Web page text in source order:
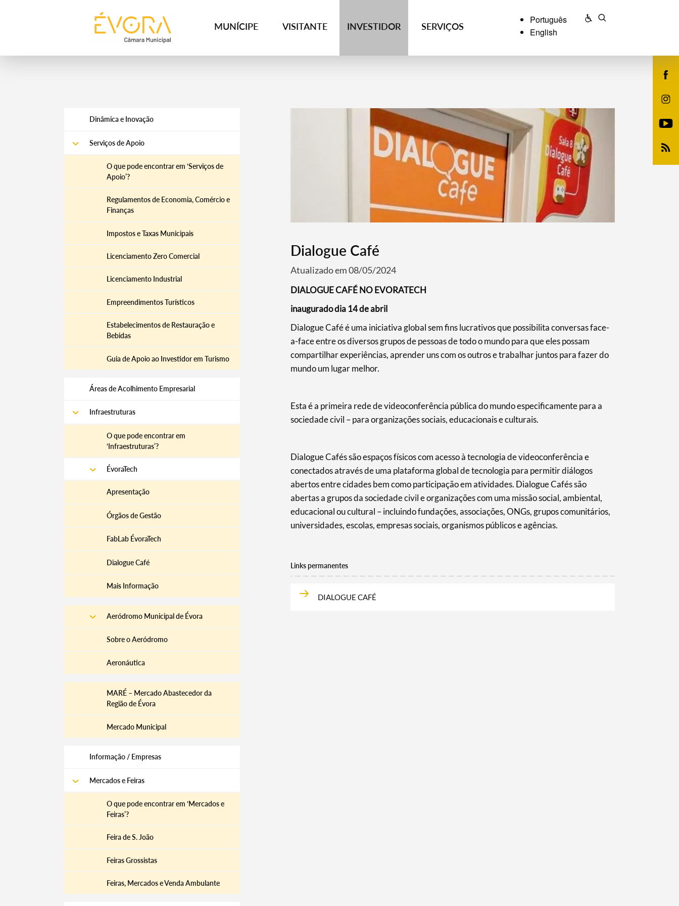
MUNÍCIPE VISITANTE INVESTIDOR SERVIÇOS
Português
English
Termo de Pesquisa
Categorias gerais
Dinâmica e Inovação
Serviços de Apoio
O que pode encontrar em ‘Serviços de
Apoio’?
Regulamentos de Economia, Comércio e
Finanças
Impostos e Taxas Municipais
Licenciamento Zero Comercial
Licenciamento Industrial
Empreendimentos Turísticos
Estabelecimentos de Restauração e
Bebidas
Guia de Apoio ao Investidor em Turismo
Áreas de Acolhimento Empresarial
Infraestruturas
O que pode encontrar em
‘Infraestruturas’?
ÉvoraTech
Apresentação
Órgãos de Gestão
FabLab ÉvoraTech
Dialogue Café
Mais Informação
Aeródromo Municipal de Évora
Sobre o Aeródromo
Aeronáutica
MARÉ – Mercado Abastecedor da
Região de Évora
Mercado Municipal
Informação / Empresas
Mercados e Feiras
O que pode encontrar em ‘Mercados e
Feiras’?
Feira de S. João
Feiras Grossistas
Feiras, Mercados e Venda Ambulante
Dialogue Café
Atualizado em 08/05/2024
DIALOGUE CAFÉ NO EVORATECH
inaugurado dia 14 de abril
Dialogue Café é uma iniciativa global sem fins lucrativos que possibilita conversas face-
a-face entre os diversos grupos de pessoas de todo o mundo para que eles possam
compartilhar experiências, aprender uns com os outros e trabalhar juntos para fazer do
mundo um lugar melhor.
Esta é a primeira rede de videoconferência pública do mundo especificamente para a
sociedade civil – para organizações sociais, educacionais e culturais.
Dialogue Cafés são espaços físicos com acesso à tecnologia de videoconferência e
conectados através de uma plataforma global de tecnologia para permitir diálogos
abertos entre cidades bem como participação em atividades. Dialogue Cafés são
abertas a grupos da sociedade civil e organizações com uma missão social, ambiental,
educacional ou cultural – incluindo fundações, associações, ONGs, grupos comunitários,
universidades, escolas, empresas sociais, organismos públicos e agências.
Links permanentes
DIALOGUE CAFÉ